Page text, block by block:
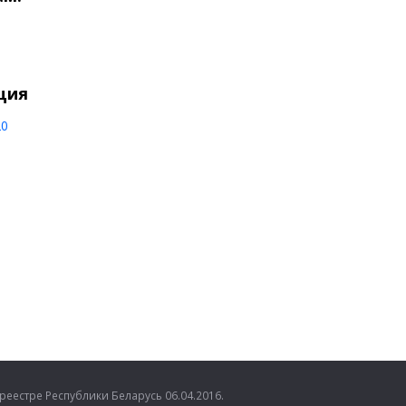
Республики Беларусь 06.04.2016.